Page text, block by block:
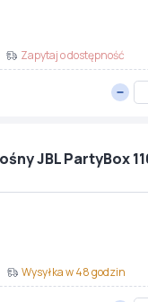
Zapytaj o dostępność
JBL PartyBox
Wysyłka w 48 godzin